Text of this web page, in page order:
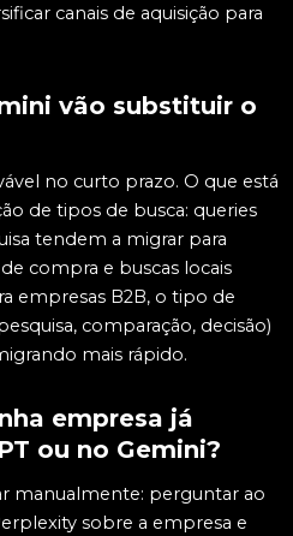
canais de aquisição para
vão substituir o
no curto prazo. O que está
de tipos de busca: queries
tendem a migrar para
compra e buscas locais
empresas B2B, o tipo de
comparação, decisão)
mais rápido.
empresa já
ou no Gemini?
manualmente: perguntar ao
sobre a empresa e